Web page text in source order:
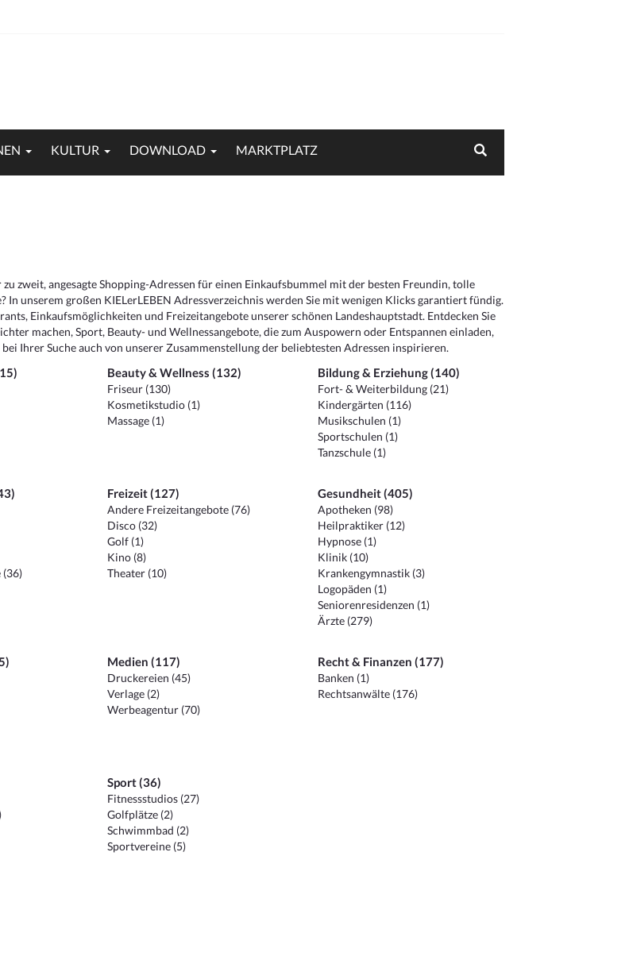
KULTUR DOWNLOAD MARKTPLATZ
zweit, angesagte Shopping-Adressen für einen Einkaufsbummel mit der besten Freundin, tolle
unserem großen KIELerLEBEN Adressverzeichnis werden Sie mit wenigen Klicks garantiert fündig.
Einkaufsmöglichkeiten und Freizeitangebote unserer schönen Landeshauptstadt. Entdecken Sie
machen, Sport, Beauty- und Wellnessangebote, die zum Auspowern oder Entspannen einladen,
Ihrer Suche auch von unserer Zusammenstellung der beliebtesten Adressen inspirieren.
Beauty & Wellness (132)
Friseur (130)
Kosmetikstudio (1)
Massage (1)
Bildung & Erziehung (140)
Fort- & Weiterbildung (21)
Kindergärten (116)
Musikschulen (1)
Sportschulen (1)
Tanzschule (1)
(36)
Freizeit (127)
Andere Freizeitangebote (76)
Disco (32)
Golf (1)
Kino (8)
Theater (10)
Gesundheit (405)
Apotheken (98)
Heilpraktiker (12)
Hypnose (1)
Klinik (10)
Krankengymnastik (3)
Logopäden (1)
Seniorenresidenzen (1)
Ärzte (279)
Medien (117)
Druckereien (45)
Verlage (2)
Werbeagentur (70)
Recht & Finanzen (177)
Banken (1)
Rechtsanwälte (176)
Sport (36)
Fitnessstudios (27)
Golfplätze (2)
Schwimmbad (2)
Sportvereine (5)